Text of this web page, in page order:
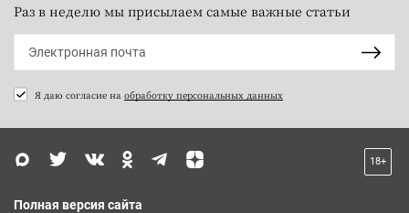
Раз в неделю мы присылаем самые важные статьи
Я даю согласие на обработку персональных данных
18+
Полная версия сайта